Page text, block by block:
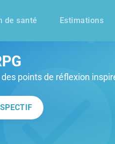
de santé Estimations
points de réflexion